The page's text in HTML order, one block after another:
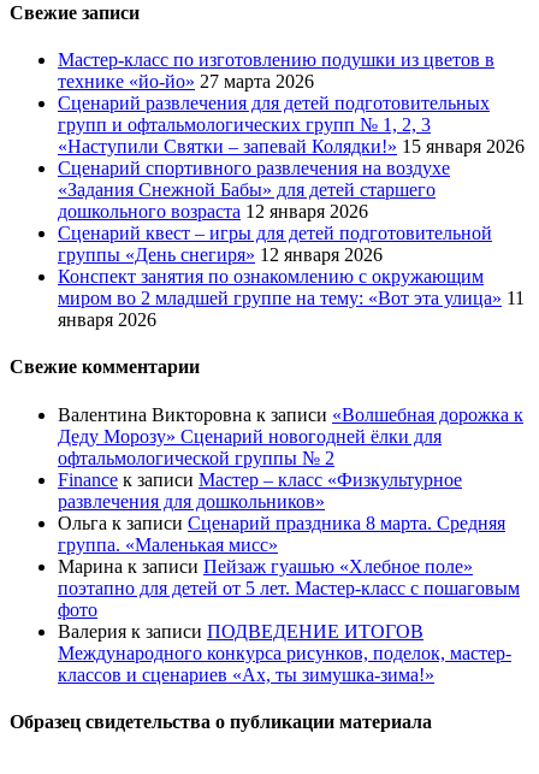
Свежие записи
Мастер-класс по изготовлению подушки из цветов в
технике «йо-йо» 27 марта 2026
Сценарий развлечения для детей подготовительных
групп и офтальмологических групп № 1, 2, 3
«Наступили Святки – запевай Колядки!» 15 января 2026
Сценарий спортивного развлечения на воздухе
«Задания Снежной Бабы» для детей старшего
дошкольного возраста 12 января 2026
Сценарий квест – игры для детей подготовительной
группы «День снегиря» 12 января 2026
Конспект занятия по ознакомлению с окружающим
миром во 2 младшей группе на тему: «Вот эта улица» 11
января 2026
Свежие комментарии
Валентина Викторовна к записи «Волшебная дорожка к
Деду Морозу» Сценарий новогодней ёлки для
офтальмологической группы № 2
Finance к записи Мастер – класс «Физкультурное
развлечения для дошкольников»
Ольга к записи Сценарий праздника 8 марта. Средняя
группа. «Маленькая мисс»
Марина к записи Пейзаж гуашью «Хлебное поле»
поэтапно для детей от 5 лет. Мастер-класс с пошаговым
фото
Валерия к записи ПОДВЕДЕНИЕ ИТОГОВ
Международного конкурса рисунков, поделок, мастер-
классов и сценариев «Ах, ты зимушка-зима!»
Образец свидетельства о публикации материала